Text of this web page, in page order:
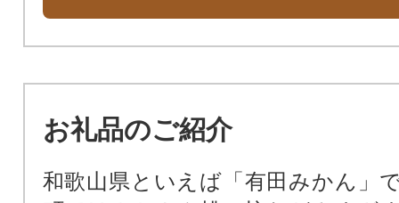
お礼品のご紹介
和歌山県といえば「有田みかん」